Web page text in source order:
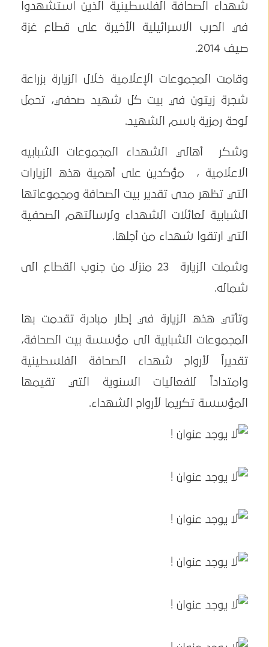
شهداء الصحافة الفلسطينية الذين استشهدوا
في الحرب الاسرائيلية الأخيرة على قطاع غزة
صيف 2014.
وقامت المجموعات الإعلامية خلال الزيارة بزراعة
شجرة زيتون في بيت كل شهيد صحفي، تحمل
لوحة رمزية باسم الشهيد.
وشكر أهالي الشهداء المجموعات الشبابيه
الاعلامية ، مؤكدين على أهمية هذه الزيارات
التي تظهر مدى تقدير بيت الصحافة ومجموعاتها
الشبابية لعائلات الشهداء ولرسالتهم الصحفية
التي ارتقوا شهداء من أجلها.
وشملت الزيارة 23 منزلاً من جنوب القطاع الى
شماله.
وتأتي هذه الزيارة في إطار مبادرة تقدمت بها
المجموعات الشبابية الى مؤسسة بيت الصحافة،
تقديراً لأرواح شهداء الصحافة الفلسطينية
وامتداداً للفعاليات السنوية التي تقيمها
المؤسسة تكريما لأرواح الشهداء.